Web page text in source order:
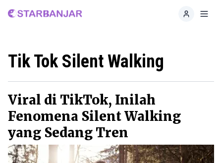
Home
Tik Tok Silent Walking
Viral di TikTok, Inilah
Fenomena Silent Walking
yang Sedang Tren